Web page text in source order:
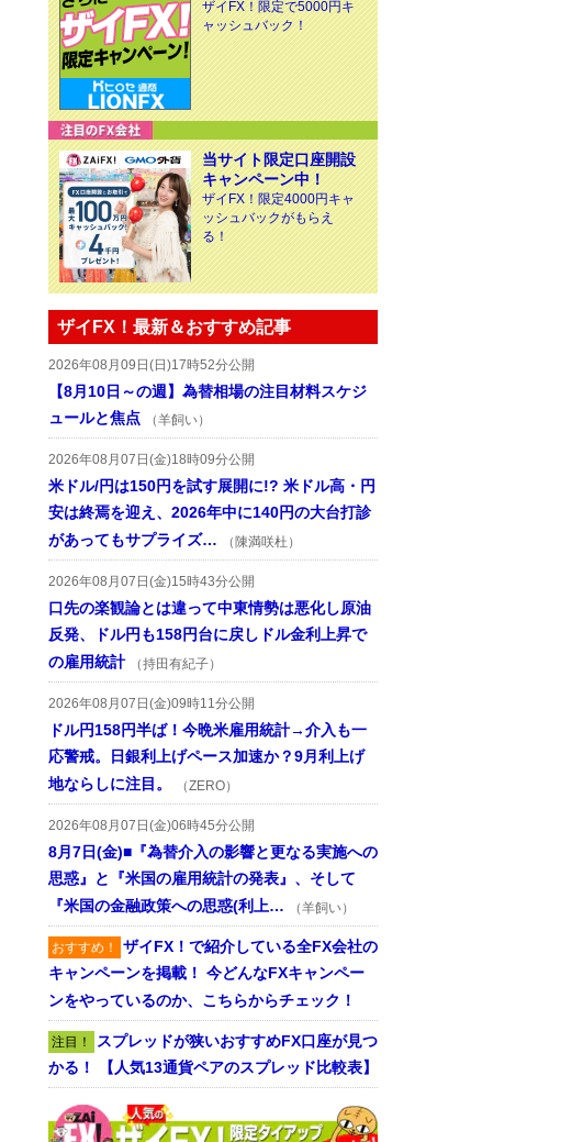
ザイFX！限定で5000円キ
ャッシュバック！
当サイト限定口座開設
キャンペーン中！
ザイFX！限定4000円キャ
ッシュバックがもらえ
る！
ザイFX！最新＆おすすめ記事
2026年08月09日(日)17時52分公開
【8月10日～の週】為替相場の注目材料スケジ
ュールと焦点 （羊飼い）
2026年08月07日(金)18時09分公開
米ドル/円は150円を試す展開に!? 米ドル高・円
安は終焉を迎え、2026年中に140円の大台打診
があってもサプライズ…
（陳満咲杜）
2026年08月07日(金)15時43分公開
口先の楽観論とは違って中東情勢は悪化し原油
反発、ドル円も158円台に戻しドル金利上昇で
の雇用統計
（持田有紀子）
2026年08月07日(金)09時11分公開
ドル円158円半ば！今晩米雇用統計→介入も一
応警戒。日銀利上げペース加速か？9月利上げ
地ならしに注目。
（ZERO）
2026年08月07日(金)06時45分公開
8月7日(金)■『為替介入の影響と更なる実施への
思惑』と『米国の雇用統計の発表』、そして
『米国の金融政策への思惑(利上…
（羊飼い）
おすすめ！ ザイFX！で紹介している全FX会社の
キャンペーンを掲載！ 今どんなFXキャンペー
ンをやっているのか、こちらからチェック！
注目！ スプレッドが狭いおすすめFX口座が見つ
かる！ 【人気13通貨ペアのスプレッド比較表】